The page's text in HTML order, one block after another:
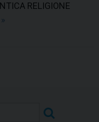
RELIGIONE
R
»